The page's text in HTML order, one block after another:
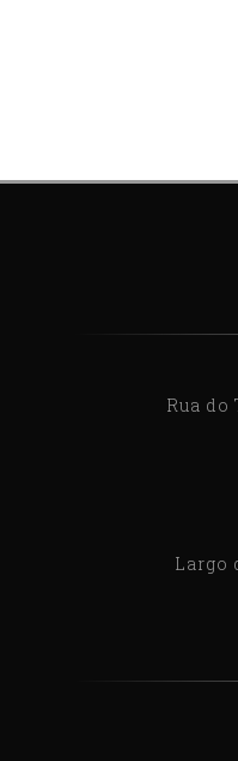
Rua do
Largo